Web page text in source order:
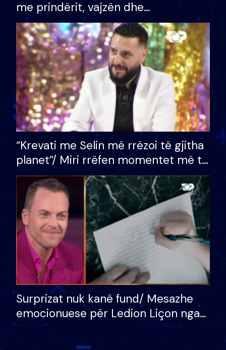
me prindërit, vajzën dhe
bashkëshorten: S’kemi ndonjë letër
divorci apo jo?
“Krevati me Selin më rrëzoi të gjitha
planet”/ Miri rrëfen momentet më të
bukura në shtëpinë e BB VIP: Do më
mungojë zilja e mëngjesit kur…
Surprizat nuk kanë fund/ Mesazhe
emocionuese për Ledion Liçon nga
nëna dhe fëmijët e tij, moderatori
nuk i mban dot lotët: Nuk meritoj…